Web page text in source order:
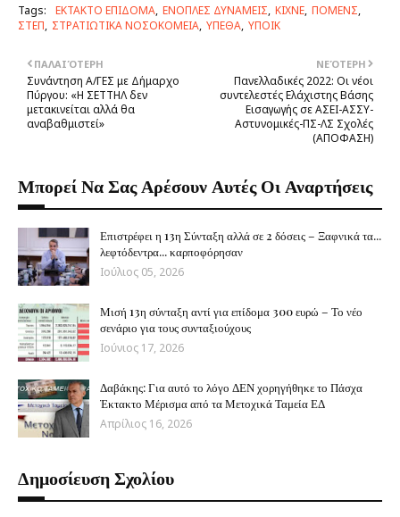
Tags: ΕΚΤΑΚΤΟ ΕΠΙΔΟΜΑ ΕΝΟΠΛΕΣ ΔΥΝΑΜΕΙΣ ΚΙΧΝΕ ΠΟΜΕΝΣ
ΣΤΕΠ ΣΤΡΑΤΙΩΤΙΚΑ ΝΟΣΟΚΟΜΕΙΑ ΥΠΕΘΑ ΥΠΟΙΚ
ΝΕΌΤΕΡΗ
Πανελλαδικές 2022: Οι νέοι
συντελεστές Ελάχιστης Βάσης
Εισαγωγής σε ΑΣΕΙ-ΑΣΣΥ-
Αστυνομικές-ΠΣ-ΛΣ Σχολές
(ΑΠΟΦΑΣΗ)
ΠΑΛΑΙΌΤΕΡΗ
Συνάντηση Α/ΓΕΣ με Δήμαρχο
Πύργου: «Η ΣΕΤΤΗΛ δεν
μετακινείται αλλά θα
αναβαθμιστεί»
Μπορεί Να Σας Αρέσουν Αυτές Οι Αναρτήσεις
Επιστρέφει η 13η Σύνταξη αλλά σε 2 δόσεις – Ξαφνικά τα...
λεφτόδεντρα... καρποφόρησαν
Ιούλιος 05, 2026
Μισή 13η σύνταξη αντί για επίδομα 300 ευρώ – Το νέο
σενάριο για τους συνταξιούχους
Ιούνιος 17, 2026
Δαβάκης: Για αυτό το λόγο ΔΕΝ χορηγήθηκε το Πάσχα
Έκτακτο Μέρισμα από τα Μετοχικά Ταμεία ΕΔ
Απρίλιος 16, 2026
Δημοσίευση Σχολίου